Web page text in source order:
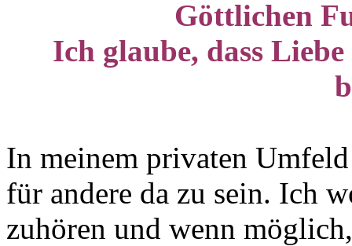
Göttlichen
Ich glaube, dass
In meinem privaten
für andere da zu sein. Ich
zuhören und wenn